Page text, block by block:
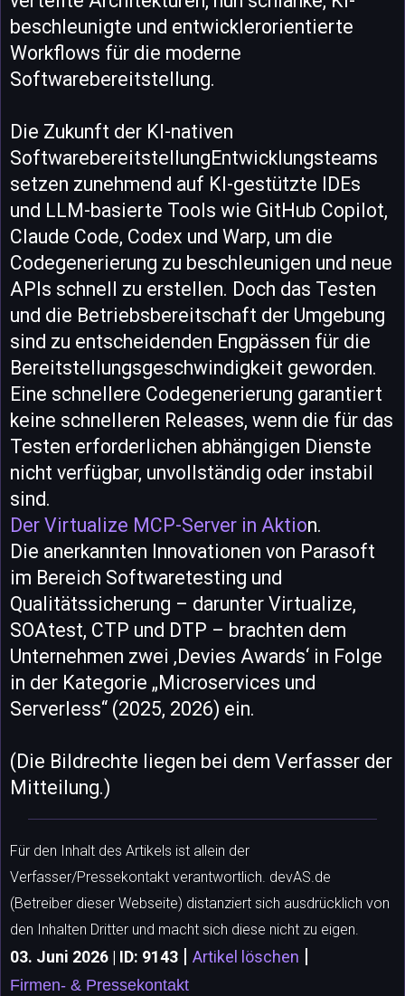
beschleunigte und entwicklerorientierte
Workflows für die moderne
Softwarebereitstellung.
Die Zukunft der KI-nativen
SoftwarebereitstellungEntwicklungsteams
setzen zunehmend auf KI-gestützte IDEs
und LLM-basierte Tools wie GitHub Copilot,
Claude Code, Codex und Warp, um die
Codegenerierung zu beschleunigen und neue
APIs schnell zu erstellen. Doch das Testen
und die Betriebsbereitschaft der Umgebung
sind zu entscheidenden Engpässen für die
Bereitstellungsgeschwindigkeit geworden.
Eine schnellere Codegenerierung garantiert
keine schnelleren Releases, wenn die für das
Testen erforderlichen abhängigen Dienste
nicht verfügbar, unvollständig oder instabil
sind.
Der Virtualize MCP-Server in Aktion.
Die anerkannten Innovationen von Parasoft
im Bereich Softwaretesting und
Qualitätssicherung – darunter Virtualize,
SOAtest, CTP und DTP – brachten dem
Unternehmen zwei ‚Devies Awards‘ in Folge
in der Kategorie „Microservices und
Serverless“ (2025, 2026) ein.
(Die Bildrechte liegen bei dem Verfasser der
Mitteilung.)
Für den Inhalt des Artikels ist allein der
Verfasser/Pressekontakt verantwortlich. devAS.de
(Betreiber dieser Webseite) distanziert sich ausdrücklich von
den Inhalten Dritter und macht sich diese nicht zu eigen.
03. Juni 2026 | ID: 9143 | Artikel löschen |
Firmen- & Pressekontakt